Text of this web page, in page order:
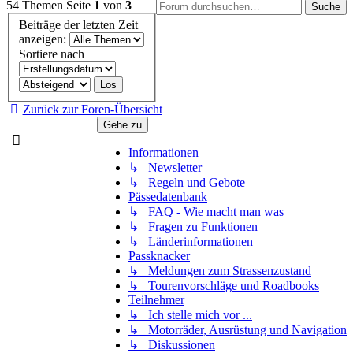
Suche
54 Themen Seite 1 von 3
Beiträge der letzten Zeit
anzeigen:
Sortiere nach
Zurück zur Foren-Übersicht
Gehe zu
Informationen
↳ Newsletter
↳ Regeln und Gebote
Pässedatenbank
↳ FAQ - Wie macht man was
↳ Fragen zu Funktionen
↳ Länderinformationen
Passknacker
↳ Meldungen zum Strassenzustand
↳ Tourenvorschläge und Roadbooks
Teilnehmer
↳ Ich stelle mich vor ...
↳ Motorräder, Ausrüstung und Navigation
↳ Diskussionen